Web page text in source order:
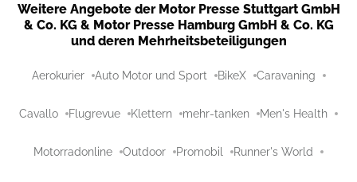
Weitere Angebote der Motor Presse Stuttgart GmbH
& Co. KG & Motor Presse Hamburg GmbH & Co. KG
und deren Mehrheitsbeteiligungen
Aerokurier Auto Motor und Sport BikeX Caravaning
Cavallo Flugrevue Klettern mehr-tanken Men's Health
Motorradonline Outdoor Promobil Runner's World